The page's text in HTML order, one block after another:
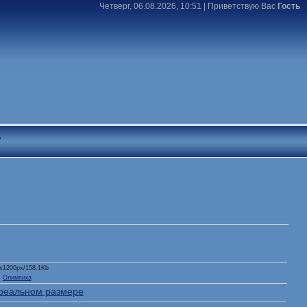
Четверг, 06.08.2026, 10:51 | Приветствую Вас Гость
158.1Kb
Олимпика
размере